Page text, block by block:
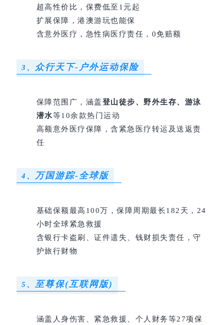
超高性价比，保费低至1元起
扩展保障，港澳游玩也能保
含意外医疗，急性病医疗责任，0免赔额
3、 众行天下-户外运动保险
保障范围广，涵盖登山徒步、野外生存、游泳
潜水等10余款热门运动
高额意外医疗保障，含紧急医疗转运及送返责
任
4、 万国游踪-全球版
基础保额最高100万，保障周期最长182天，24
小时全球紧急救援
含银行卡盗刷、证件遗失、钱财损失责任，守
护旅行财物
5、 至尊保(互联网版)
涵盖人身伤害、紧急救援、个人财务等27项保